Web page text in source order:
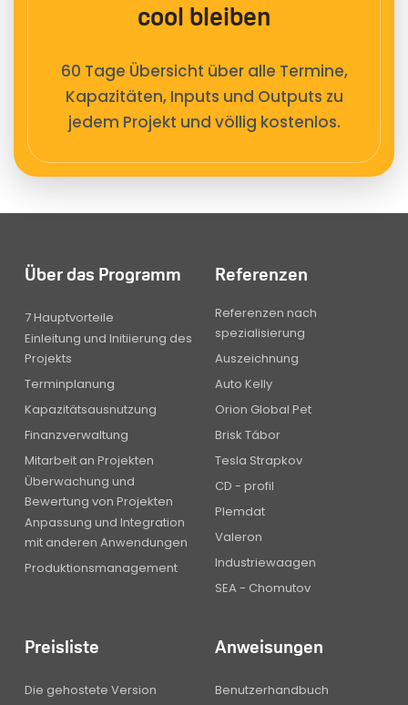
cool bleiben
60 Tage Übersicht über alle Termine,
Kapazitäten, Inputs und Outputs zu
jedem Projekt und völlig kostenlos.
Über das Programm
7 Hauptvorteile
Einleitung und Initiierung des
Projekts
Terminplanung
Kapazitätsausnutzung
Finanzverwaltung
Mitarbeit an Projekten
Überwachung und
Bewertung von Projekten
Anpassung und Integration
mit anderen Anwendungen
Produktionsmanagement
Referenzen
Referenzen nach
spezialisierung
Auszeichnung
Auto Kelly
Orion Global Pet
Brisk Tábor
Tesla Strapkov
CD - profil
Plemdat
Valeron
Industriewaagen
SEA - Chomutov
Preisliste
Die gehostete Version
Anweisungen
Benutzerhandbuch